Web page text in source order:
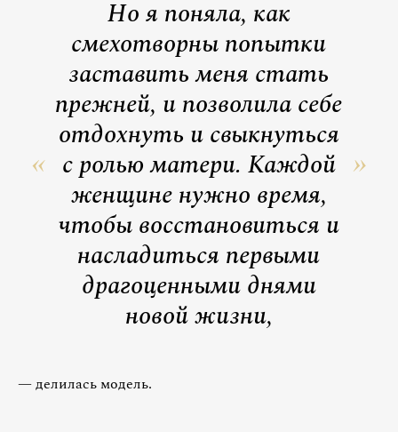
Но я поняла, как
смехотворны попытки
заставить меня стать
прежней, и позволила себе
отдохнуть и свыкнуться
с ролью матери. Каждой
женщине нужно время,
чтобы восстановиться и
насладиться первыми
драгоценными днями
новой жизни,
— делилась модель.